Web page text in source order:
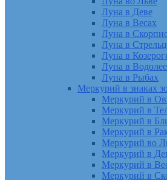
Луна в Деве
Луна в Весах
Луна в
Луна в
Луна в
Луна в Водолее
Луна в Рыбах
Меркурий в знаках
Меркурий в
Меркурий в
Меркурий в
Меркурий в
Меркурий во
Меркурий в
Меркурий в
Меркурий в